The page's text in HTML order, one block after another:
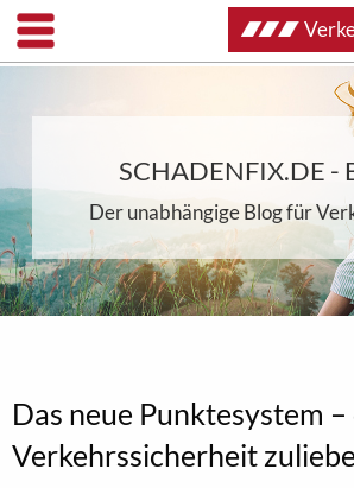
SCHADENFIX.DE -
Der unabhängige Blog für
Das neue Punktesystem
Verkehrssicherheit zuliebe